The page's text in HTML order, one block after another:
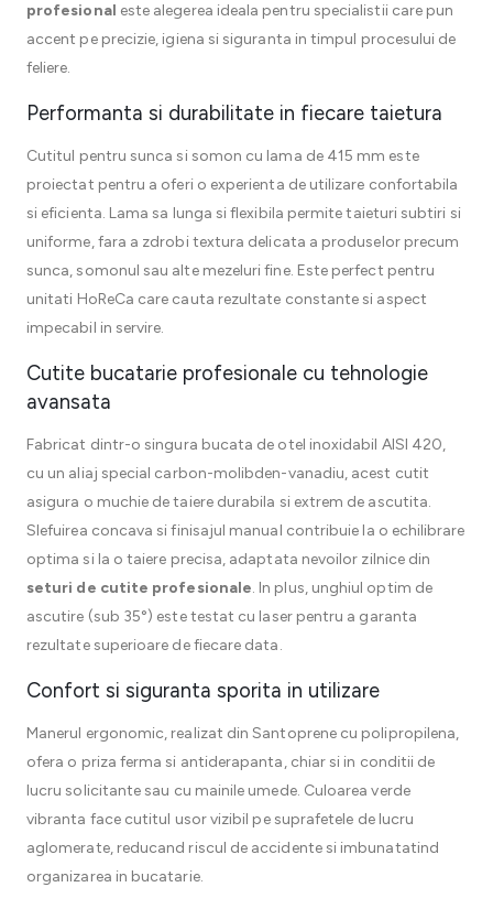
profesional este alegerea ideala pentru specialistii care pun
accent pe precizie, igiena si siguranta in timpul procesului de
feliere.
Performanta si durabilitate in fiecare taietura
Cutitul pentru sunca si somon cu lama de 415 mm este
proiectat pentru a oferi o experienta de utilizare confortabila
si eficienta. Lama sa lunga si flexibila permite taieturi subtiri si
uniforme, fara a zdrobi textura delicata a produselor precum
sunca, somonul sau alte mezeluri fine. Este perfect pentru
unitati HoReCa care cauta rezultate constante si aspect
impecabil in servire.
Cutite bucatarie profesionale cu tehnologie
avansata
Fabricat dintr-o singura bucata de otel inoxidabil AISI 420,
cu un aliaj special carbon-molibden-vanadiu, acest cutit
asigura o muchie de taiere durabila si extrem de ascutita.
Slefuirea concava si finisajul manual contribuie la o echilibrare
optima si la o taiere precisa, adaptata nevoilor zilnice din
seturi de cutite profesionale. In plus, unghiul optim de
ascutire (sub 35°) este testat cu laser pentru a garanta
rezultate superioare de fiecare data.
Confort si siguranta sporita in utilizare
Manerul ergonomic, realizat din Santoprene cu polipropilena,
ofera o priza ferma si antiderapanta, chiar si in conditii de
lucru solicitante sau cu mainile umede. Culoarea verde
vibranta face cutitul usor vizibil pe suprafetele de lucru
aglomerate, reducand riscul de accidente si imbunatatind
organizarea in bucatarie.